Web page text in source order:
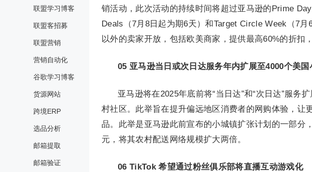
联盟学习博客
联盟客招募
联盟营销
营销自动化
谷歌学习博客
货源网站
跨境ERP
选品分析
邮箱提取
邮箱验证
销活动，此次活动的持续时间将超过亚马逊的Prime
Deals（7月8日起为期6天）和Target Circle Week（7
以外的卖家开放，包括欧美商家，提供最高60%的折扣
05 亚马逊当日或次日达服务年内扩展至4000个美国
亚马逊将在2025年底前将“当日达”和“次日达”服务
村社区。此举旨在提升偏远地区消费者的网购体验，让
品。此举是亚马逊此前宣布的小城镇扩张计划的一部分
元，将其农村配送网络规模扩大两倍。
06 TikTok 希望通过粉丝俱乐部将直播互动游戏化